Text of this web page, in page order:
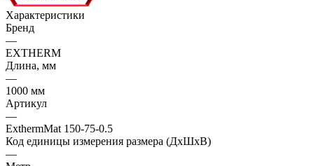
Характеристики
Бренд
—
EXTHERM
Длина, мм
—
1000 мм
Артикул
—
ExthermMat 150-75-0.5
Код единицы измерения размера (ДхШхВ)
—